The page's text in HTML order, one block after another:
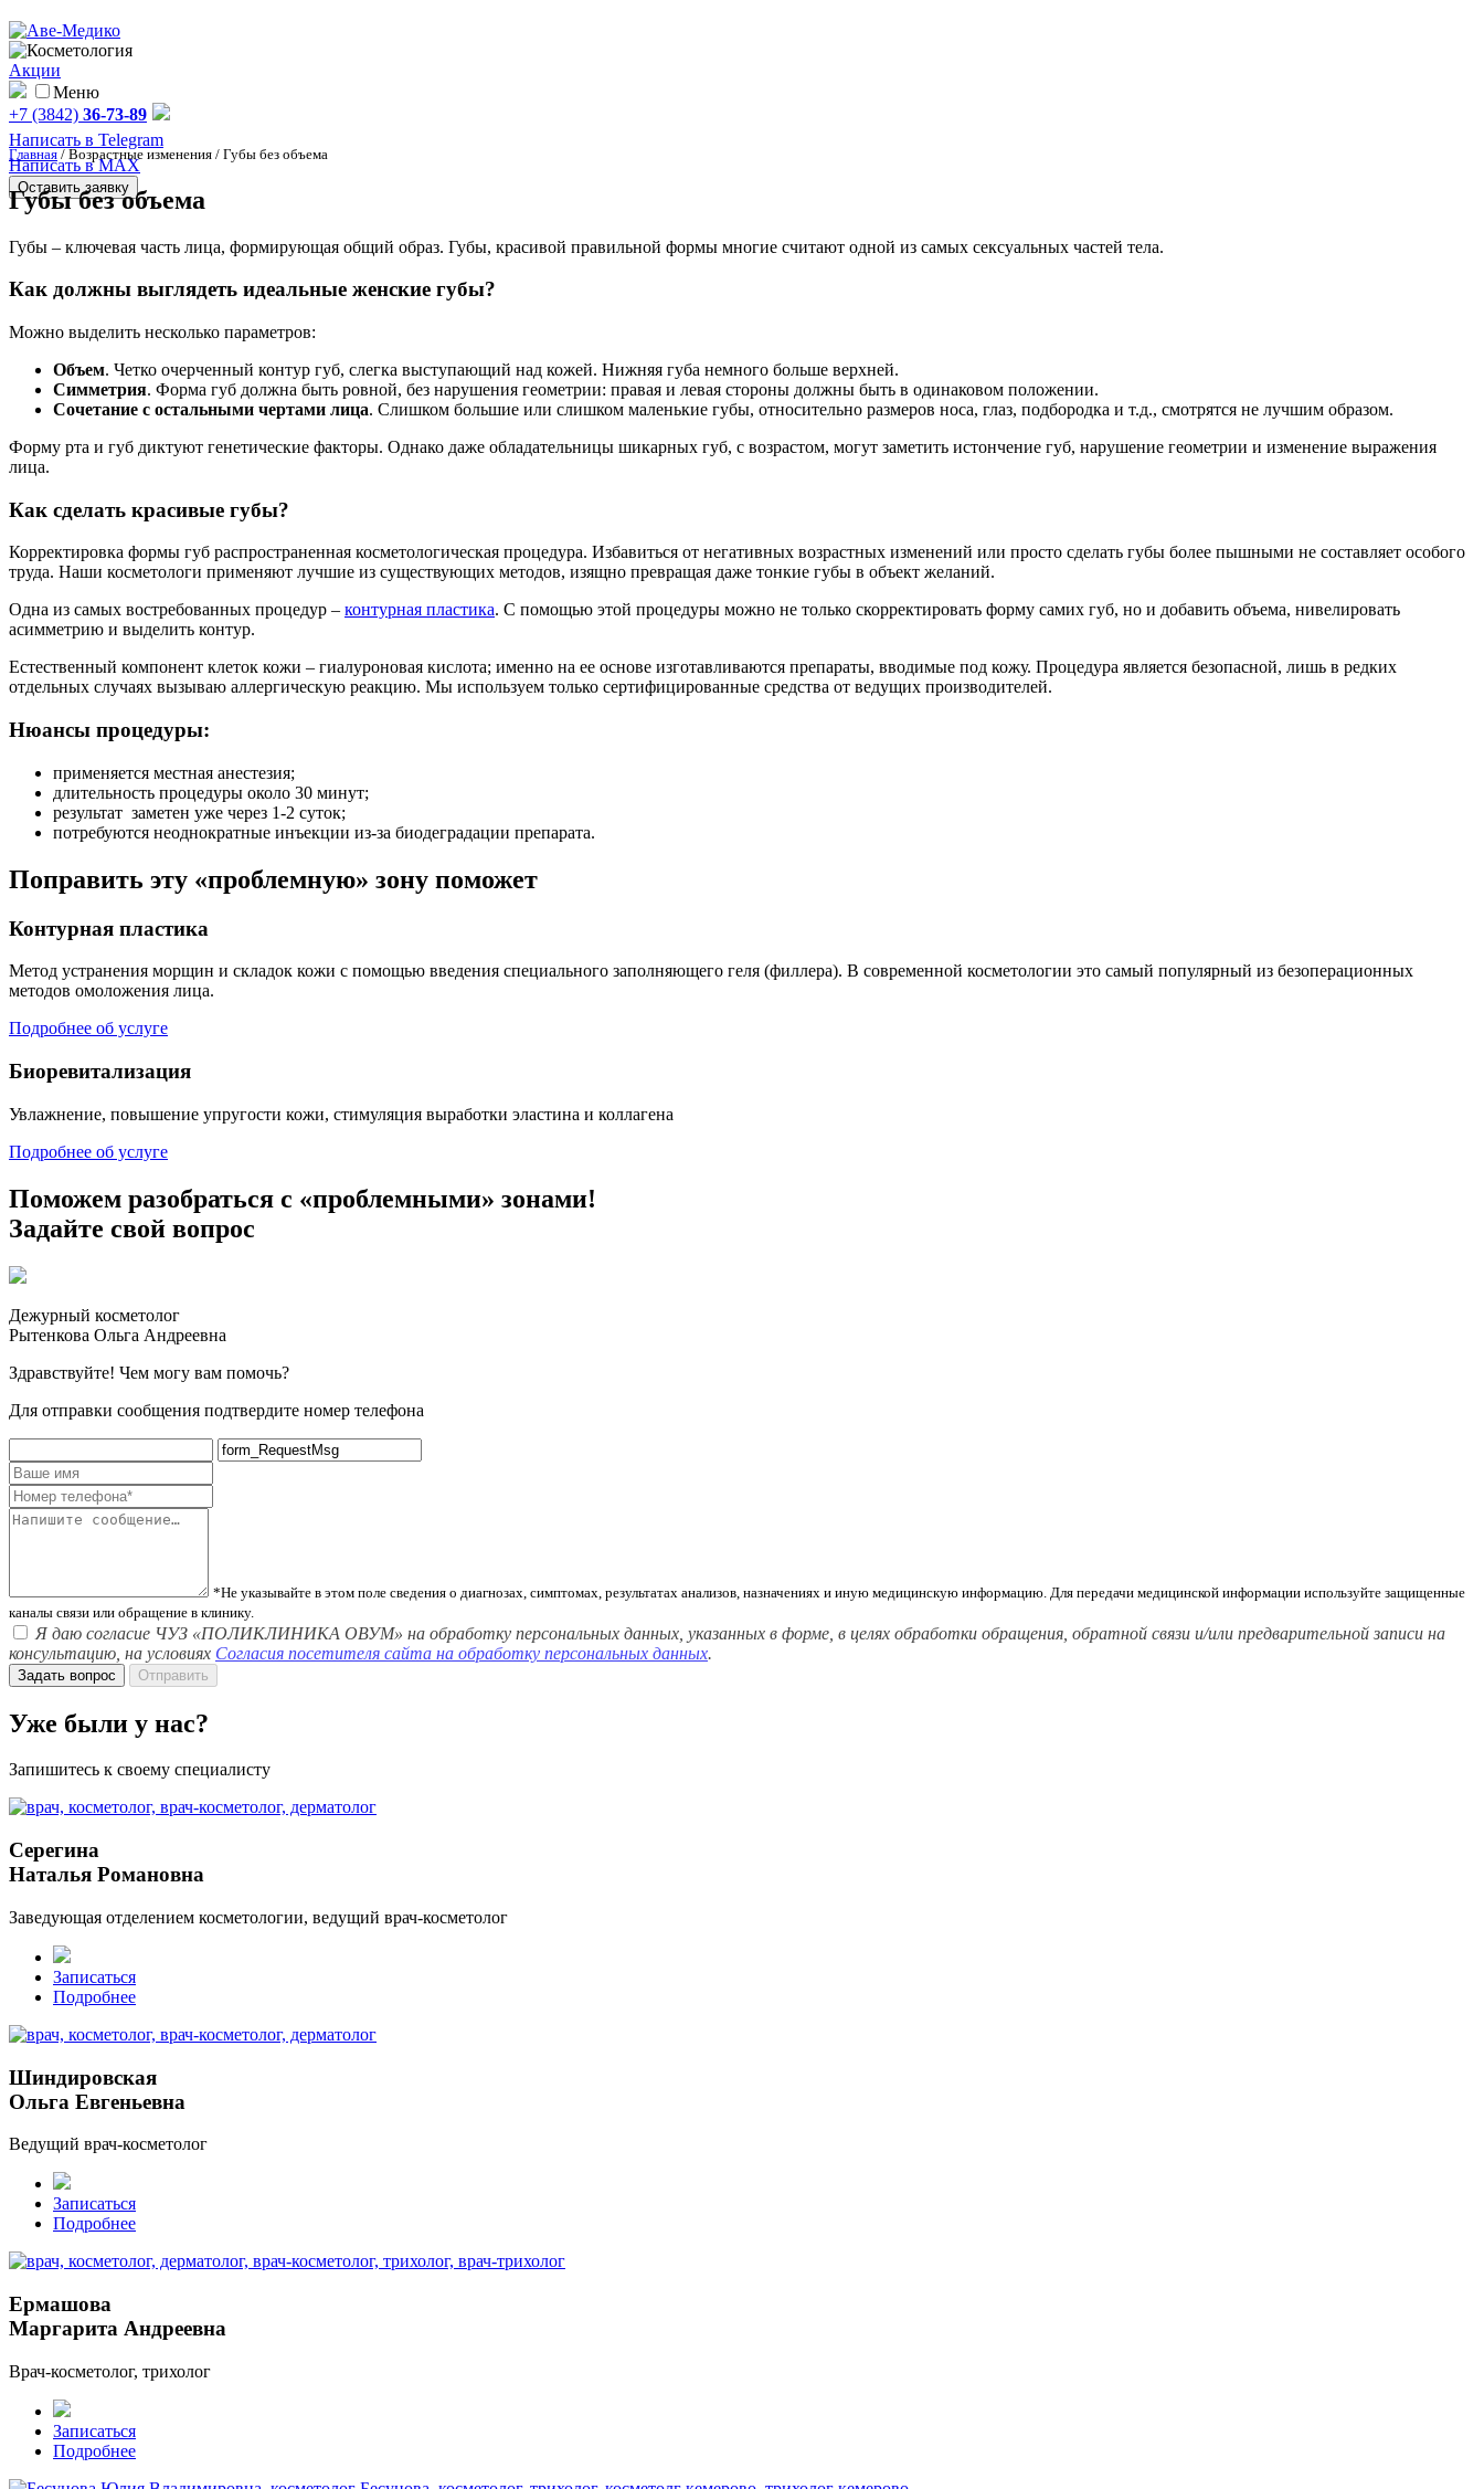
Акции
Меню
+7 (3842) 36-73-89
Написать в Telegram
Написать в MAX
Оставить заявку
Главная / Возрастные изменения / Губы без объема
Губы без объема
Губы – ключевая часть лица, формирующая общий образ. Губы, красивой правильной формы многие считают одной из самых сексуальных частей тела.
Как должны выглядеть идеальные женские губы?
Можно выделить несколько параметров:
Объем. Четко очерченный контур губ, слегка выступающий над кожей. Нижняя губа немного больше верхней.
Симметрия. Форма губ должна быть ровной, без нарушения геометрии: правая и левая стороны должны быть в одинаковом положении.
Сочетание с остальными чертами лица. Слишком большие или слишком маленькие губы, относительно размеров носа, глаз, подбородка и т.д., смотрятся не лучшим образом.
Форму рта и губ диктуют генетические факторы. Однако даже обладательницы шикарных губ, с возрастом, могут заметить истончение губ, нарушение геометрии и изменение выражения
лица.
Как сделать красивые губы?
Корректировка формы губ распространенная косметологическая процедура. Избавиться от негативных возрастных изменений или просто сделать губы более пышными не составляет особого
труда. Наши косметологи применяют лучшие из существующих методов, изящно превращая даже тонкие губы в объект желаний.
Одна из самых востребованных процедур – контурная пластика. С помощью этой процедуры можно не только скорректировать форму самих губ, но и добавить объема, нивелировать
асимметрию и выделить контур.
Естественный компонент клеток кожи – гиалуроновая кислота; именно на ее основе изготавливаются препараты, вводимые под кожу. Процедура является безопасной, лишь в редких
отдельных случаях вызываю аллергическую реакцию. Мы используем только сертифицированные средства от ведущих производителей.
Нюансы процедуры:
применяется местная анестезия;
длительность процедуры около 30 минут;
результат заметен уже через 1-2 суток;
потребуются неоднократные инъекции из-за биодеградации препарата.
Поправить эту «проблемную» зону поможет
Контурная пластика
Метод устранения морщин и складок кожи с помощью введения специального заполняющего геля (филлера). В современной косметологии это самый популярный из безоперационных
методов омоложения лица.
Подробнее об услуге
Биоревитализация
Увлажнение, повышение упругости кожи, стимуляция выработки эластина и коллагена
Подробнее об услуге
Поможем разобраться с «проблемными» зонами!
Задайте свой вопрос
Дежурный косметолог
Рытенкова Ольга Андреевна
Здравствуйте! Чем могу вам помочь?
Для отправки сообщения подтвердите номер телефона
*Не указывайте в этом поле сведения о диагнозах, симптомах, результатах анализов, назначениях и иную медицинскую информацию. Для передачи медицинской информации используйте защищенные
каналы связи или обращение в клинику.
Я даю согласие ЧУЗ «ПОЛИКЛИНИКА ОВУМ» на обработку персональных данных, указанных в форме, в целях обработки обращения, обратной связи и/или предварительной записи на
консультацию, на условиях Согласия посетителя сайта на обработку персональных данных.
Задать вопрос Отправить
Уже были у нас?
Запишитесь к своему специалисту
Серегина
Наталья Романовна
Заведующая отделением косметологии, ведущий врач-косметолог
Записаться
Подробнее
Шиндировская
Ольга Евгеньевна
Ведущий врач-косметолог
Записаться
Подробнее
Ермашова
Маргарита Андреевна
Врач-косметолог, трихолог
Записаться
Подробнее